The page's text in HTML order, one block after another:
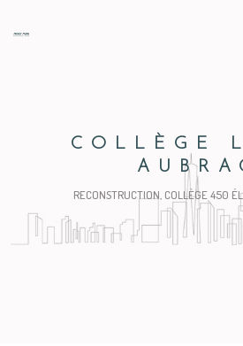
COLLÈGE
RECONSTRUCTION, COLLÈGE 450